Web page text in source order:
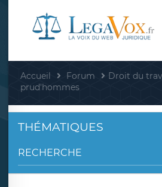
Accueil Forum Droit du
prud'hommes
THÉMATIQUES